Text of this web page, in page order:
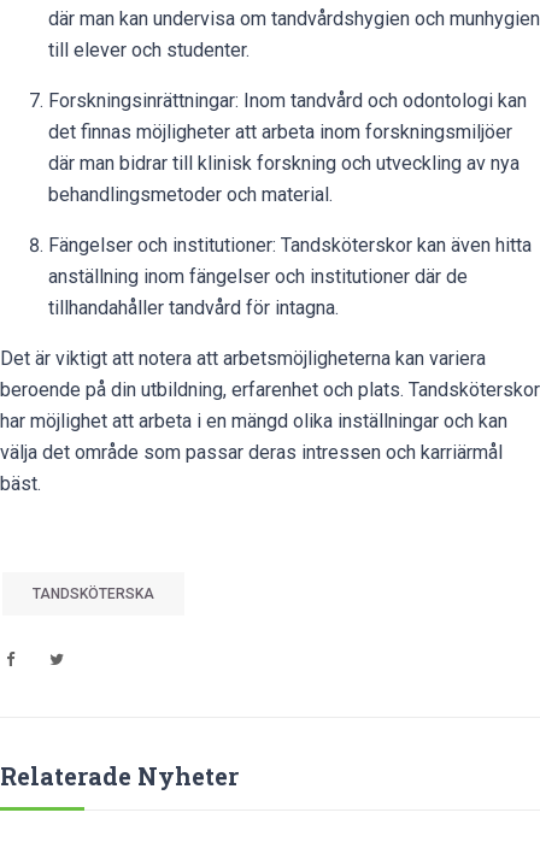
där man kan undervisa om tandvårdshygien och munhygien
till elever och studenter.
Forskningsinrättningar: Inom tandvård och odontologi kan
det finnas möjligheter att arbeta inom forskningsmiljöer
där man bidrar till klinisk forskning och utveckling av nya
behandlingsmetoder och material.
Fängelser och institutioner: Tandsköterskor kan även hitta
anställning inom fängelser och institutioner där de
tillhandahåller tandvård för intagna.
Det är viktigt att notera att arbetsmöjligheterna kan variera
beroende på din utbildning, erfarenhet och plats. Tandsköterskor
har möjlighet att arbeta i en mängd olika inställningar och kan
välja det område som passar deras intressen och karriärmål
bäst.
TANDSKÖTERSKA
Relaterade Nyheter